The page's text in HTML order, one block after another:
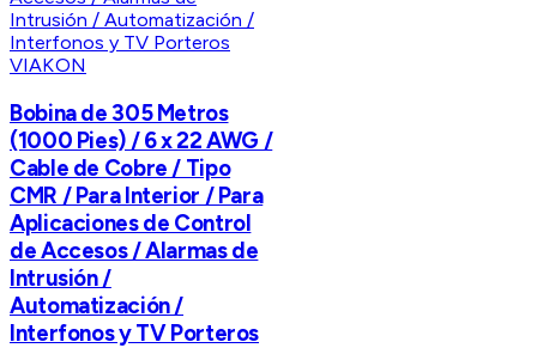
VIAKON
Bobina de 305 Metros
(1000 Pies) / 6 x 22 AWG /
Cable de Cobre / Tipo
CMR / Para Interior / Para
Aplicaciones de Control
de Accesos / Alarmas de
Intrusión /
Automatización /
Interfonos y TV Porteros